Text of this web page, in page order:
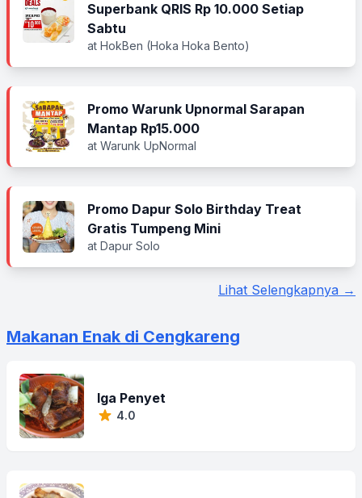
Superbank QRIS Rp 10.000 Setiap
Sabtu
at HokBen (Hoka Hoka Bento)
Promo Warunk Upnormal Sarapan
Mantap Rp15.000
at Warunk UpNormal
Promo Dapur Solo Birthday Treat
Gratis Tumpeng Mini
at Dapur Solo
Lihat Selengkapnya →
Makanan Enak di Cengkareng
Iga Penyet
4.0